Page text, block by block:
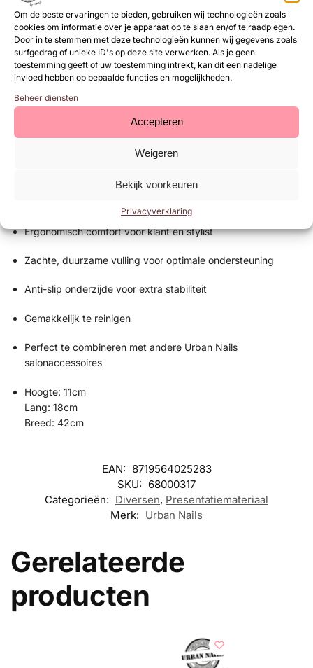
Om de beste ervaringen te bieden, gebruiken wij technologieën zoals
cookies om informatie over je apparaat op te slaan en/of te raadplegen.
Door in te stemmen met deze technologieën kunnen wij gegevens zoals
surfgedrag of unieke ID's op deze site verwerken. Als je geen
toestemming geeft of uw toestemming intrekt, kan dit een nadelige
invloed hebben op bepaalde functies en mogelijkheden.
Beheer diensten
Accepteren
Weigeren
Bekijk voorkeuren
Privacyverklaring
bekledingperfect aansluit bij de elegante Urban Nails-
uitstraling. Dankzij hetstrakke designen deanti-slip
onderzijdeblijft het kussen stevig op zijn plaats – zelfs tijdens
langere sessies.
werktafel of nageltafel. Combineer het met de Urban Nails
voor een professionele, uniforme look
in je salon.
Ergonomisch comfort voor klant én stylist
Zachte, duurzame vulling voor optimale ondersteuning
Anti-slip onderzijde voor extra stabiliteit
Gemakkelijk te reinigen
Perfect te combineren met andere Urban Nails
salonaccessoires
Hoogte: 11cm
Lang: 18cm
Breed: 42cm
EAN: 8719564025283
SKU: 68000317
Categorieën: Diversen, Presentatiemateriaal
Merk: Urban Nails
Gerelateerde
producten